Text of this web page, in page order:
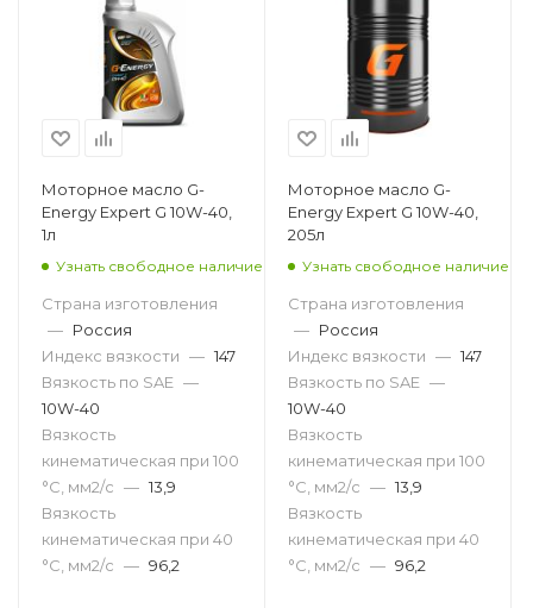
Моторное масло G-
Energy Expert G 10W-40,
1л
Узнать свободное наличие
Страна изготовления
— Россия
Индекс вязкости — 147
Вязкость по SAE —
10W-40
Вязкость
кинематическая при 100
°С, мм2/с — 13,9
Вязкость
кинематическая при 40
°С, мм2/с — 96,2
Моторное масло G-
Energy Expert G 10W-40,
205л
Узнать свободное наличие
Страна изготовления
— Россия
Индекс вязкости — 147
Вязкость по SAE —
10W-40
Вязкость
кинематическая при 100
°С, мм2/с — 13,9
Вязкость
кинематическая при 40
°С, мм2/с — 96,2